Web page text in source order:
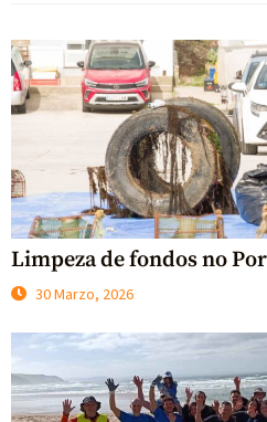
Limpeza de fondos no
30 Marzo, 2026